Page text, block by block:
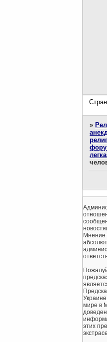
»
Мнение
мире в
этих